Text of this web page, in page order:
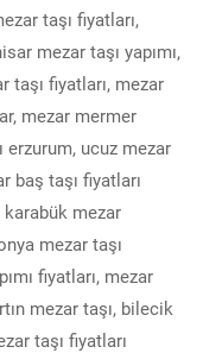
taşı fiyatları,
mezar taşı yapımı,
taşı fiyatları, mezar
mezar mermer
erzurum, ucuz mezar
baş taşı fiyatları
mezar
mezar taşı
fiyatları, mezar
mezar taşı, bilecik
taşı fiyatları